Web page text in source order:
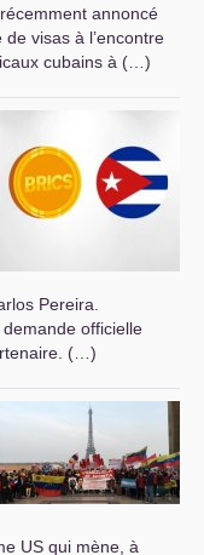
annoncé
visas à l’encontre
cubains à (…)
Pereira.
officielle
(…)
US qui mène, à